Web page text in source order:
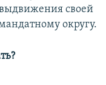
своей
округу.